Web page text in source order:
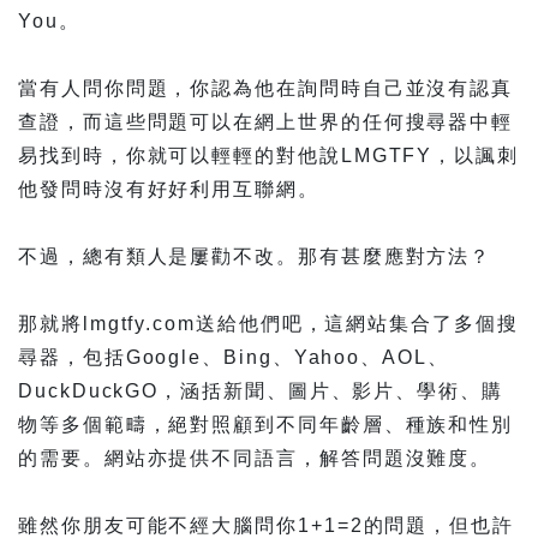
You。
當有人問你問題，你認為他在詢問時自己並沒有認真
查證，而這些問題可以在網上世界的任何搜尋器中輕
易找到時，你就可以輕輕的對他說LMGTFY，以諷刺
他發問時沒有好好利用互聯網。
不過，總有類人是屢勸不改。那有甚麼應對方法？
那就將lmgtfy.com送給他們吧，這網站集合了多個搜
尋器，包括Google、Bing、Yahoo、AOL、
DuckDuckGO，涵括新聞、圖片、影片、學術、購
物等多個範疇，絕對照顧到不同年齡層、種族和性別
的需要。網站亦提供不同語言，解答問題沒難度。
雖然你朋友可能不經大腦問你1+1=2的問題，但也許